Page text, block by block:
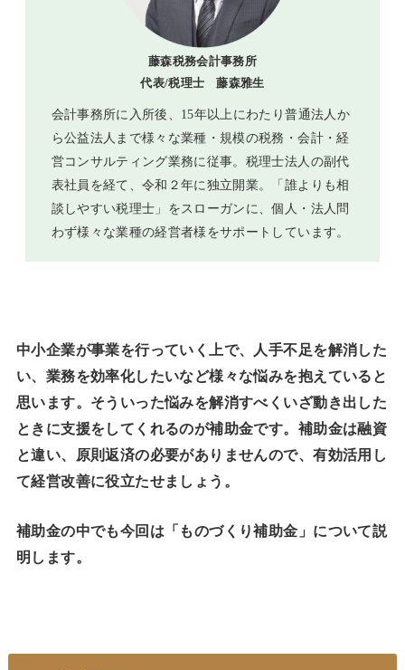
藤森税務会計事務所
代表/税理士 藤森雅生
会計事務所に入所後、15年以上にわたり普通法人か
ら公益法人まで様々な業種・規模の税務・会計・経
営コンサルティング業務に従事。税理士法人の副代
表社員を経て、令和２年に独立開業。「誰よりも相
談しやすい税理士」をスローガンに、個人・法人問
わず様々な業種の経営者様をサポートしています。
中小企業が事業を行っていく上で、人手不足を解消した
い、業務を効率化したいなど様々な悩みを抱えていると
思います。そういった悩みを解消すべくいざ動き出した
ときに支援をしてくれるのが補助金です。補助金は融資
と違い、原則返済の必要がありませんので、有効活用し
て経営改善に役立たせましょう。
補助金の中でも今回は「ものづくり補助金」について説
明します。